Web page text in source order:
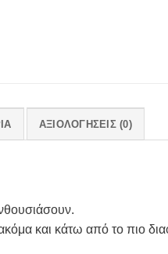
ΑΞΙΟΛΟΓΉΣΕΙΣ (0)
και κάτω από το πιο